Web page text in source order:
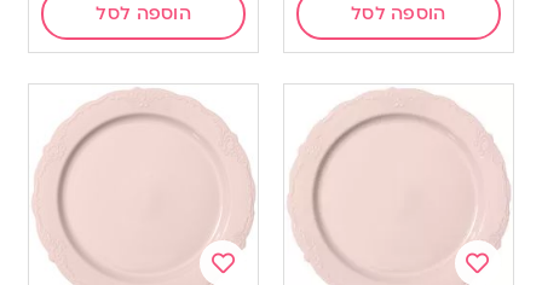
הוספה לסל הוספה לסל